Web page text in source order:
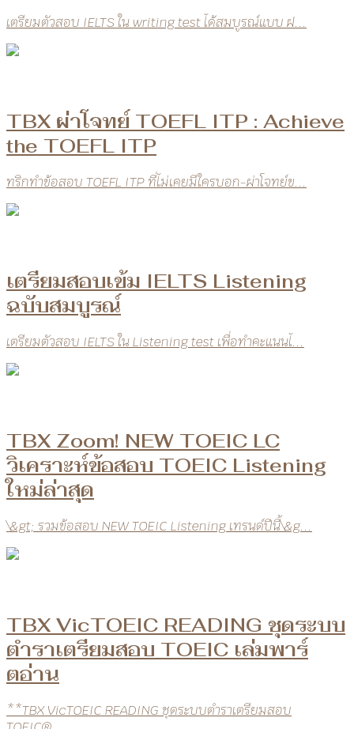
เตรียมตัวสอบ IELTS ใน writing test ได้สมบูรณ์แบบ ฝ...
TBX ผ่าโจทย์ TOEFL ITP : Achieve
the TOEFL ITP
ทริกทำข้อสอบ TOEFL ITP ที่ไม่เคยมีใครบอก-ผ่าโจทย์ข...
เตรียมสอบเข้ม IELTS Listening
ฉบับสมบูรณ์
เตรียมตัวสอบ IELTS ใน Listening test เพื่อทำคะแนนไ...
TBX Zoom! NEW TOEIC LC
วิเคราะห์ข้อสอบ TOEIC Listening
ใหม่ล่าสุด
\&gt; รวมข้อสอบ NEW TOEIC Listening เทรนด์ปีนี้\&g...
TBX VicTOEIC READING ชุดระบบ
ตำราเตรียมสอบ TOEIC เล่มพาร์
ตอ่าน
**TBX VicTOEIC READING ชุดระบบตำราเตรียมสอบ